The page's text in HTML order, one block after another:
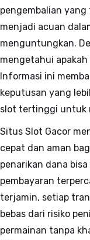
pengembalian
menjadi acuan
menguntungkan.
mengetahui
Informasi ini
keputusan yang
slot tertinggi untuk
Situs Slot Gacor
cepat dan aman
penarikan dana
pembayaran
terjamin, setiap
bebas dari risiko
permainan tanpa